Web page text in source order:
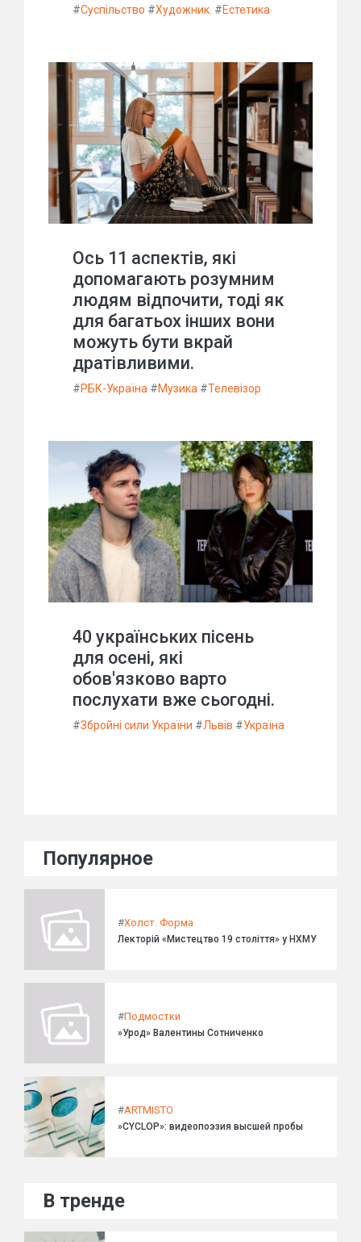
#Суспільство #Художник. #Естетика
Ось 11 аспектів, які
допомагають розумним
людям відпочити, тоді як
для багатьох інших вони
можуть бути вкрай
дратівливими.
#РБК-Україна #Музика #Телевізор
40 українських пісень
для осені, які
обов'язково варто
послухати вже сьогодні.
#Збройні сили України #Львів #Україна
Популярное
#Холст. Форма
Лекторій «Мистецтво 19 століття» у НХМУ
#Подмостки
»Урод» Валентины Сотниченко
#ARTMISTO
»CYCLOP»: видеопоэзия высшей пробы
В тренде